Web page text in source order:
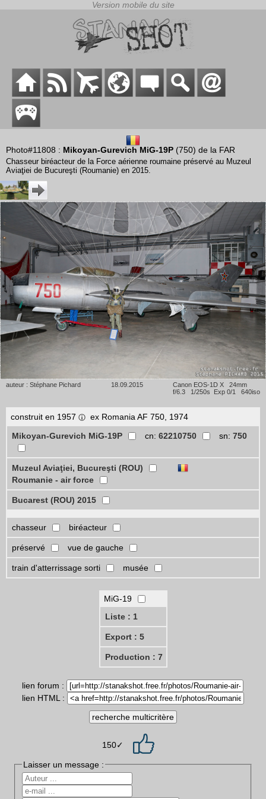
Photo#11808 : Mikoyan-Gurevich MiG-19P (750) de la FAR
Chasseur biréacteur de la Force aérienne roumaine préservé au Muzeul
Aviaţiei de Bucureşti (Roumanie) en 2015.
auteur : Stéphane Pichard 18.09.2015
Canon EOS-1D X 24mm
f/6.3 1/250s Exp 0/1 640iso
construit en 1957
ex Romania AF 750, 1974
Mikoyan-Gurevich MiG-19P
cn: 62210750 sn: 750
Muzeul Aviaţiei, Bucureşti (ROU)
Roumanie - air force
Bucarest (ROU) 2015
chasseur biréacteur
préservé vue de gauche
train d'atterrissage sorti musée
MiG-19
Liste : 1
Export : 5
Production : 7
lien forum :
lien HTML :
150✓
Laisser un message :